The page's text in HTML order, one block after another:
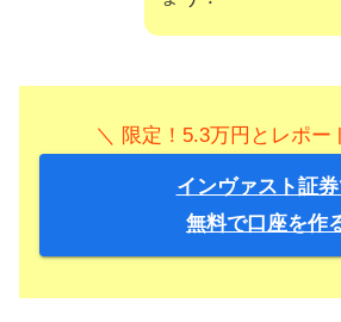
＼ 限定！5.3万円とレポー
インヴァスト証
無料で口座を作